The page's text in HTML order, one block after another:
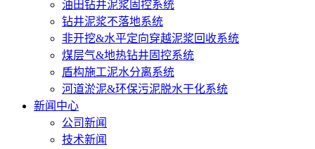
油田钻井泥浆固控系统
钻井泥浆不落地系统
非开挖&水平定向穿越泥浆回收系统
煤层气&地热钻井固控系统
盾构施工泥水分离系统
河道淤泥&环保污泥脱水干化系统
新闻中心
公司新闻
技术新闻